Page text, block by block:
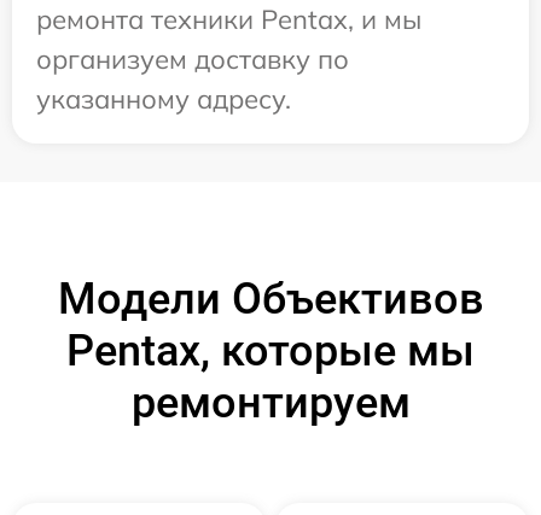
ремонта техники Pentax, и мы
организуем доставку по
указанному адресу.
Модели Объективов
Pentax, которые мы
ремонтируем